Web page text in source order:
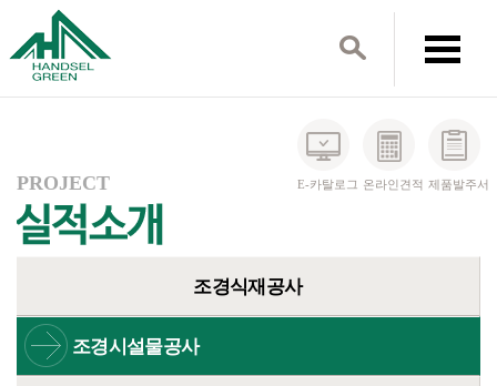
E-카탈로그 온라인견적 제품발주서
PROJECT
조경식재공사
조경시설물공사